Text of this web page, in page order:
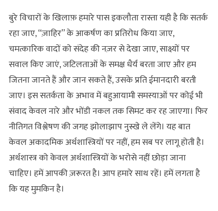
बुरे विचारों के खिलाफ़ हमारे पास इकलौता रास्ता यही है कि सतर्क
रहा जाए, “ज़ाहिर” के आकर्षण का प्रतिरोध किया जाए,
चमत्कारिक वादों को संदेह की नज़र से देखा जाए, साक्ष्यों पर
सवाल किए जाएं, जटिलताओं के समक्ष धैर्य बरता जाए और हम
जितना जानते हैं और जान सकते हैं, उसके प्रति ईमानदारी बरती
जाए। इस सतर्कता के अभाव में बहुआयामी समस्याओं पर कोई भी
संवाद केवल नारे और भोंडी नकल तक सिमट कर रह जाएगा। फिर
नीतिगत विश्लेषण की जगह झोलाझाप नुस्खे ले लेंगे। यह बात
केवल अकादमिक अर्थशास्त्रियों पर नहीं, हम सब पर लागू होती है।
अर्थशास्त्र को केवल अर्थशास्त्रियों के भरोसे नहीं छोड़ा जाना
चाहिए। हमें आपकी ज़रूरत है। आप हमारे साथ रहें। हमें लगता है
कि यह मुमकिन है।